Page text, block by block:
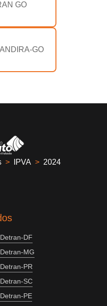
GO
GO
> IPVA > 2024
DF
MG
PR
SC
PE